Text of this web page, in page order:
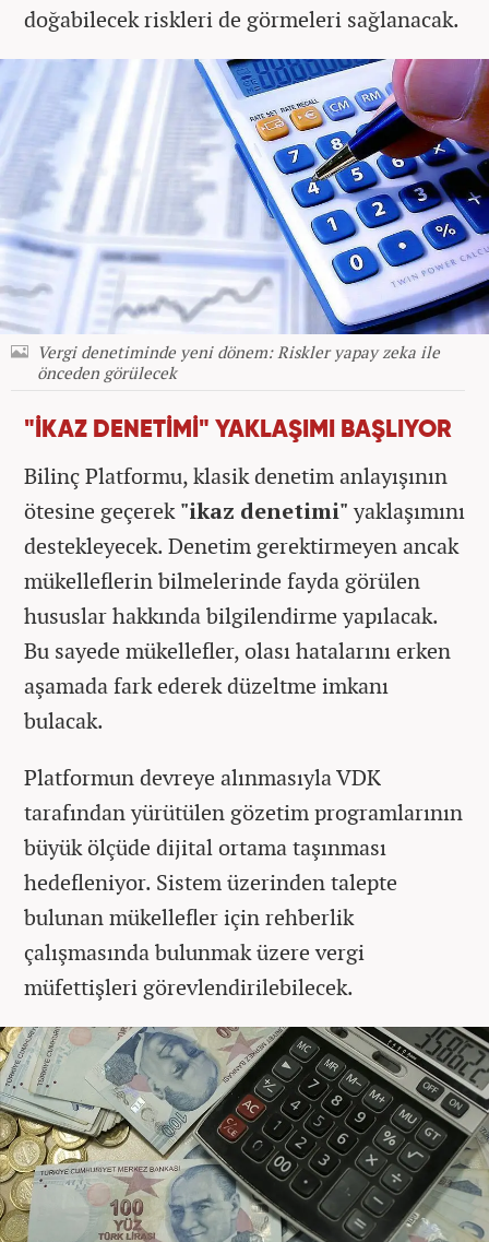
doğabilecek riskleri de görmeleri sağlanacak.
Vergi denetiminde yeni dönem: Riskler yapay zeka ile
önceden görülecek
"İKAZ DENETİMİ" YAKLAŞIMI BAŞLIYOR
Bilinç Platformu, klasik denetim anlayışının
ötesine geçerek"ikaz denetimi"yaklaşımını
destekleyecek. Denetim gerektirmeyen ancak
mükelleflerin bilmelerinde fayda görülen
hususlar hakkında bilgilendirme yapılacak.
Bu sayede mükellefler, olası hatalarını erken
aşamada fark ederek düzeltme imkanı
bulacak.
Platformun devreye alınmasıyla VDK
tarafından yürütülen gözetim programlarının
büyük ölçüde dijital ortama taşınması
hedefleniyor. Sistem üzerinden talepte
bulunan mükellefler için rehberlik
çalışmasında bulunmak üzere vergi
müfettişleri görevlendirilebilecek.